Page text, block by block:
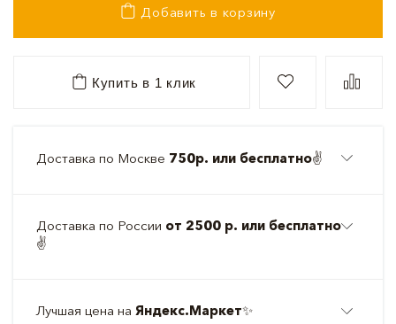
Добавить в корзину
Купить в 1 клик
Доставка по Москве 750р. или бесплатно✌️
Доставка по России от 2500 р. или бесплатно
✌️
Лучшая цена на Яндекс.Маркет✨